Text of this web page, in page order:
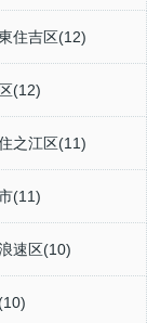
住吉区(12)
(12)
之江区(11)
(11)
速区(10)